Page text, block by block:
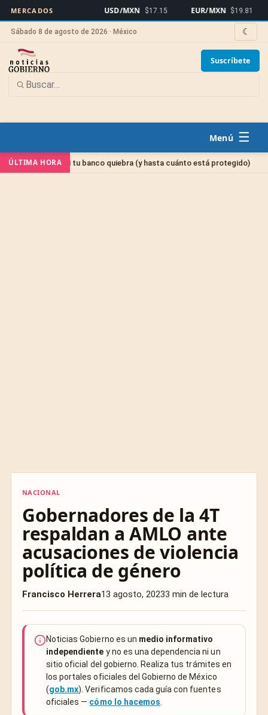
MERCADOS USD/MXN $17.15 EUR/MXN $19.81
Sábado 8 de agosto de 2026 · México ☾
Suscríbete
☰
ÚLTIMA HORA
si tu banco quiebra (y hasta cuánto está protegido) Sin
NACIONAL
Gobernadores de la 4T
respaldan a AMLO ante
acusaciones de violencia
política de género
Francisco Herrera13 agosto, 20233 min de lectura
Noticias Gobierno es un medio informativo
independiente y no es una dependencia ni un
sitio oficial del gobierno. Realiza tus trámites en
los portales oficiales del Gobierno de México
(gob.mx). Verificamos cada guía con fuentes
oficiales — cómo lo hacemos